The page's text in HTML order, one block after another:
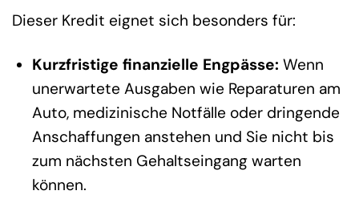
Dieser Kredit eignet sich besonders für:
Kurzfristige finanzielle Engpässe: Wenn
unerwartete Ausgaben wie Reparaturen am
Auto, medizinische Notfälle oder dringende
Anschaffungen anstehen und Sie nicht bis
zum nächsten Gehaltseingang warten
können.